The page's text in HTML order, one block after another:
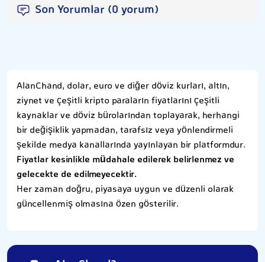
Son Yorumlar (0 yorum)
AlanChand, dolar, euro ve diğer döviz kurları, altın,
ziynet ve çeşitli kripto paraların fiyatlarını çeşitli
kaynaklar ve döviz bürolarından toplayarak, herhangi
bir değişiklik yapmadan, tarafsız veya yönlendirmeli
şekilde medya kanallarında yayınlayan bir platformdur.
Fiyatlar kesinlikle müdahale edilerek belirlenmez ve
gelecekte de edilmeyecektir.
Her zaman doğru, piyasaya uygun ve düzenli olarak
güncellenmiş olmasına özen gösterilir.